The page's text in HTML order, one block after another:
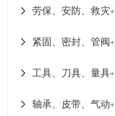
劳保、安防、救灾+
紧固、密封、管阀+
工具、刀具、量具+
轴承、皮带、气动+